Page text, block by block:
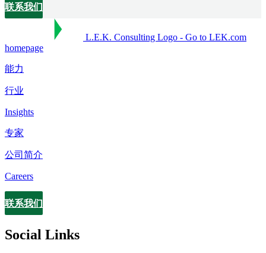
联系我们
L.E.K. Consulting Logo - Go to LEK.com
homepage
能力
行业
Insights
专家
公司简介
Careers
Contact
联系我们
Social Links